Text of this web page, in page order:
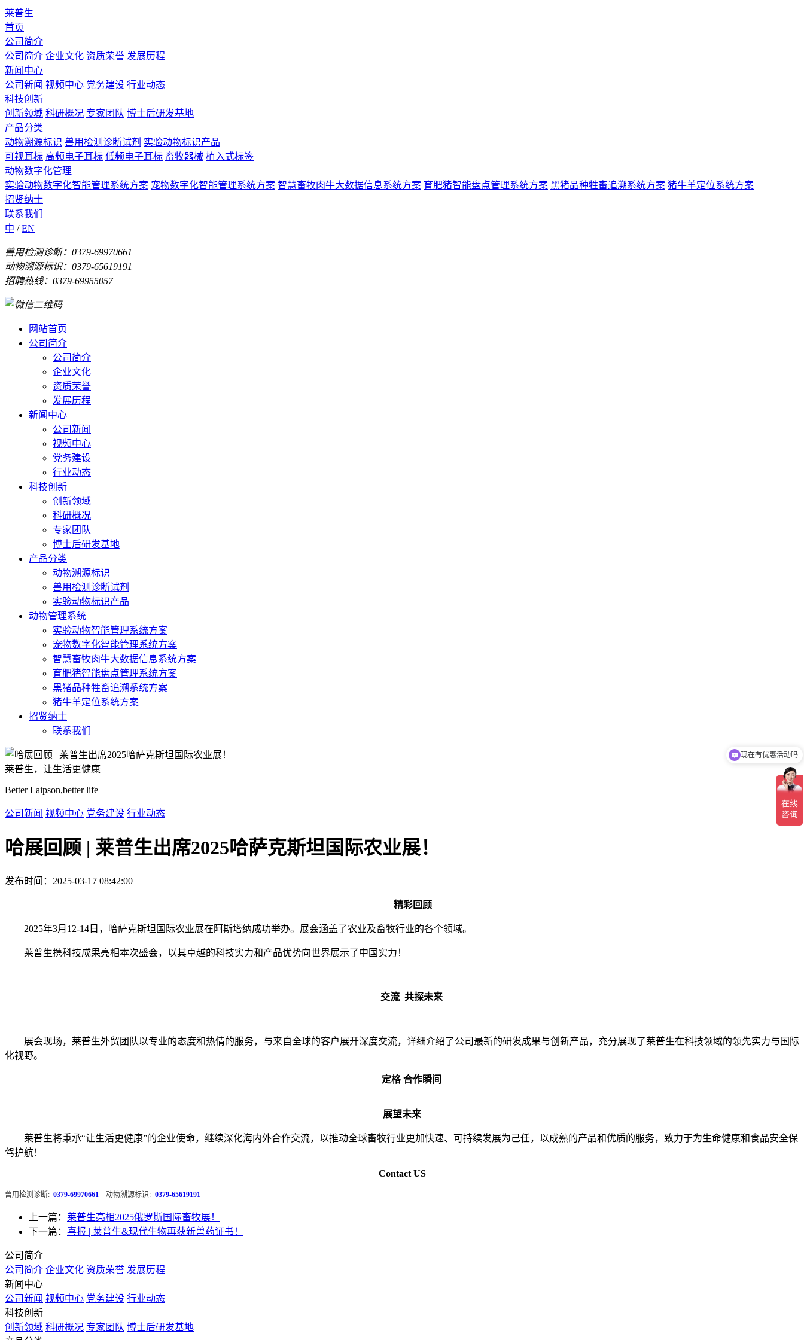
莱普生
首页
公司简介
公司简介 企业文化 资质荣誉 发展历程
新闻中心
公司新闻 视频中心 党务建设 行业动态
科技创新
创新领域 科研概况 专家团队 博士后研发基地
产品分类
动物溯源标识 兽用检测诊断试剂 实验动物标识产品
可视耳标 高频电子耳标 低频电子耳标 畜牧器械 植入式标签
动物数字化管理
实验动物数字化智能管理系统方案 宠物数字化智能管理系统方案 智慧畜牧肉牛大数据信息系统方案 育肥猪智能盘点管理系统方案 黑猪品种牲畜追溯系统方案 猪牛羊定位系统方案
招贤纳士
联系我们
中 /EN
兽用检测诊断：0379-69970661
动物溯源标识：0379-65619191
招聘热线：0379-69955057
网站首页
公司简介
公司简介
企业文化
资质荣誉
发展历程
新闻中心
公司新闻
视频中心
党务建设
行业动态
科技创新
创新领域
科研概况
专家团队
博士后研发基地
产品分类
动物溯源标识
兽用检测诊断试剂
实验动物标识产品
动物管理系统
实验动物智能管理系统方案
宠物数字化智能管理系统方案
智慧畜牧肉牛大数据信息系统方案
育肥猪智能盘点管理系统方案
黑猪品种牲畜追溯系统方案
猪牛羊定位系统方案
招贤纳士
联系我们
莱普生，让生活更健康
Better Laipson,better life
公司新闻 视频中心 党务建设 行业动态
哈展回顾 | 莱普生出席2025哈萨克斯坦国际农业展！
发布时间：2025-03-17 08:42:00
精彩回顾
2025年3月12-14日，哈萨克斯坦国际农业展在阿斯塔纳成功举办。展会涵盖了农业及畜牧行业的各个领域。
莱普生携科技成果亮相本次盛会，以其卓越的科技实力和产品优势向世界展示了中国实力！
交流 共探未来
展会现场，莱普生外贸团队以专业的态度和热情的服务，与来自全球的客户展开深度交流，详细介绍了公司最新的研发成果与创新产品，充分展现了莱普生在科技领域的领先实力与国际
化视野。
定格 合作瞬间
展望未来
莱普生将秉承“让生活更健康”的企业使命，继续深化海内外合作交流，以推动全球畜牧行业更加快速、可持续发展为己任，以成熟的产品和优质的服务，致力于为生命健康和食品安全保
驾护航！
Contact US
兽用检测诊断: 0379-69970661 动物溯源标识: 0379-65619191
上一篇： 莱普生亮相2025俄罗斯国际畜牧展！
下一篇： 喜报 | 莱普生&现代生物再获新兽药证书！
公司简介
公司简介 企业文化 资质荣誉 发展历程
新闻中心
公司新闻 视频中心 党务建设 行业动态
科技创新
创新领域 科研概况 专家团队 博士后研发基地
可以介绍下你们的产品么